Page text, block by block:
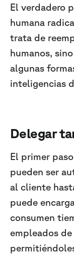
El verdadero
humana
trata de
humanos,
algunas
inteligencias
Delegar
El primer
pueden ser
al cliente
puede
consumen
empleados